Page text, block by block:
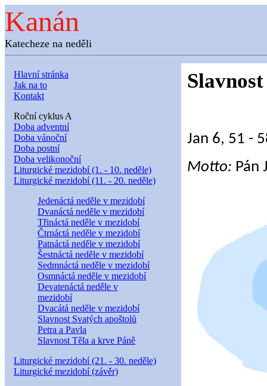
Kanán
Katecheze na neděli
Hlavní stránka
Jak na to
Kontakt
Roční cyklus A
Doba adventní
Doba vánoční
Doba postní
Doba velikonoční
Liturgické mezidobí (1. - 10. neděle)
Liturgické mezidobí (11. - 20. neděle)
Jedenáctá neděle v mezidobí
Dvanáctá neděle v mezidobí
Třináctá neděle v mezidobí
Čtrnáctá neděle v mezidobí
Patnáctá neděle v mezidobí
Šestnáctá neděle v mezidobí
Sedmnáctá neděle v mezidobí
Osmnáctá neděle v mezidobí
Devatenáctá neděle v
mezidobí
Dvacátá neděle v mezidobí
Slavnost Svatých apoštolů
Petra a Pavla
Slavnost Těla a krve Páně
Liturgické mezidobí (21. - 30. neděle)
Liturgické mezidobí (závěr)
Jan 6, 51 -
Motto: Pán